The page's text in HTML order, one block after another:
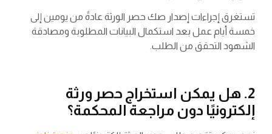
تستغرق إجراءات إصدار صك حصر الورثة عادةً من يومين إلى
خمسة أيام عمل بعد استكمال البيانات المطلوبة ومصادقة
الشهود التحقق من الطلب.
2. هل يمكن استخراج حصر ورثة
إلكترونيًا دون مراجعة المحكمة؟